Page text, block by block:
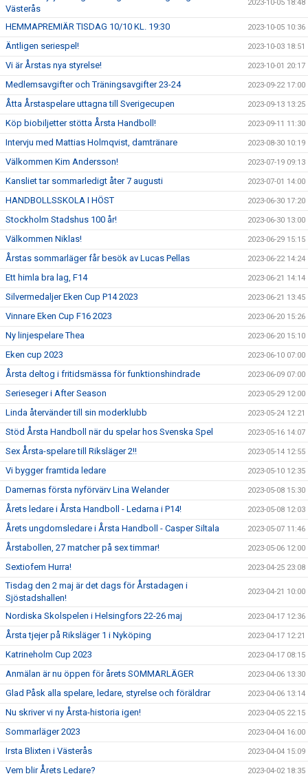
Västerås
2023-10-05 18:48
HEMMAPREMIÄR TISDAG 10/10 KL. 19:30 2023-10-05 10:36
Äntligen seriespel! 2023-10-03 18:51
Vi är Årstas nya styrelse! 2023-10-01 20:17
Medlemsavgifter och Träningsavgifter 23-24 2023-09-22 17:00
Åtta Årstaspelare uttagna till Sverigecupen 2023-09-13 13:25
Köp biobiljetter stötta Årsta Handboll! 2023-09-11 11:30
Intervju med Mattias Holmqvist, damtränare 2023-08-30 10:19
Välkommen Kim Andersson! 2023-07-19 09:13
Kansliet tar sommarledigt åter 7 augusti 2023-07-01 14:00
HANDBOLLSSKOLA I HÖST 2023-06-30 17:20
Stockholm Stadshus 100 år! 2023-06-30 13:00
Välkommen Niklas! 2023-06-29 15:15
Årstas sommarläger får besök av Lucas Pellas 2023-06-22 14:24
Ett himla bra lag, F14 2023-06-21 14:14
Silvermedaljer Eken Cup P14 2023 2023-06-21 13:45
Vinnare Eken Cup F16 2023 2023-06-20 15:26
Ny linjespelare Thea 2023-06-20 15:10
Eken cup 2023 2023-06-10 07:00
Årsta deltog i fritidsmässa för funktionshindrade 2023-06-09 07:00
Serieseger i After Season 2023-05-29 12:00
Linda återvänder till sin moderklubb 2023-05-24 12:21
Stöd Årsta Handboll när du spelar hos Svenska Spel 2023-05-16 14:07
Sex Årsta-spelare till Riksläger 2!! 2023-05-14 12:55
Vi bygger framtida ledare 2023-05-10 12:35
Damernas första nyförvärv Lina Welander 2023-05-08 15:30
Årets ledare i Årsta Handboll - Ledarna i P14! 2023-05-08 12:03
Årets ungdomsledare i Årsta Handboll - Casper Siltala 2023-05-07 11:46
Årstabollen, 27 matcher på sex timmar! 2023-05-06 12:00
Sextiofem Hurra! 2023-04-25 23:08
Tisdag den 2 maj är det dags för Årstadagen i
Sjöstadshallen!
2023-04-21 10:00
Nordiska Skolspelen i Helsingfors 22-26 maj 2023-04-17 12:36
Årsta tjejer på Riksläger 1 i Nyköping 2023-04-17 12:21
Katrineholm Cup 2023 2023-04-17 08:15
Anmälan är nu öppen för årets SOMMARLÄGER 2023-04-06 13:30
Glad Påsk alla spelare, ledare, styrelse och föräldrar 2023-04-06 13:14
Nu skriver vi ny Årsta-historia igen! 2023-04-05 22:15
Sommarläger 2023 2023-04-04 16:00
Irsta Blixten i Västerås 2023-04-04 15:09
Vem blir Årets Ledare? 2023-04-02 18:35